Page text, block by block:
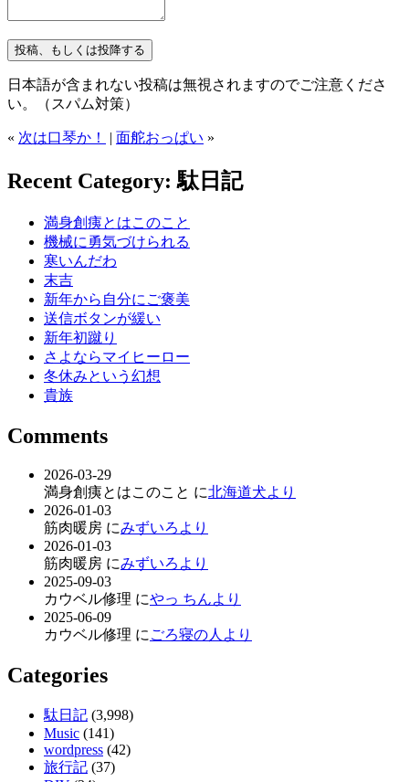
日本語が含まれない投稿は無視されますのでご注意くださ
い。（スパム対策）
« 次は口琴か！ | 面舵おっぱい »
Recent Category: 駄日記
満身創痍とはこのこと
機械に勇気づけられる
寒いんだわ
末吉
新年から自分にご褒美
送信ボタンが緩い
新年初蹴り
さよならマイヒーロー
冬休みという幻想
貴族
Comments
2026-03-29
満身創痍とはこのこと に北海道犬より
2026-01-03
筋肉暖房 にみずいろより
2026-01-03
筋肉暖房 にみずいろより
2025-09-03
カウベル修理 にやっ ちんより
2025-06-09
カウベル修理 に ごろ寝の人より
Categories
駄日記 (3,998)
Music (141)
wordpress (42)
旅行記 (37)